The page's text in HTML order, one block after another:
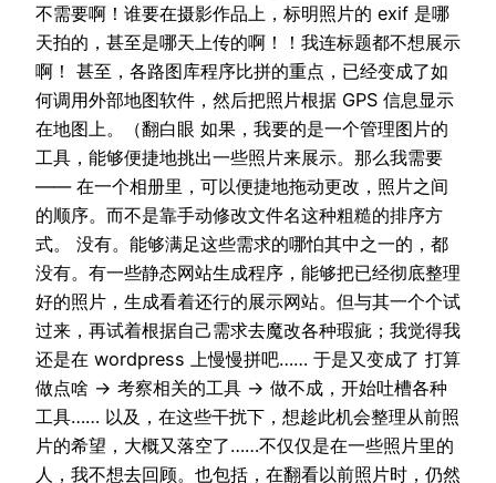
不需要啊！谁要在摄影作品上，标明照片的 exif 是哪
天拍的，甚至是哪天上传的啊！！我连标题都不想展示
啊！ 甚至，各路图库程序比拼的重点，已经变成了如
何调用外部地图软件，然后把照片根据 GPS 信息显示
在地图上。（翻白眼 如果，我要的是一个管理图片的
工具，能够便捷地挑出一些照片来展示。那么我需要
—— 在一个相册里，可以便捷地拖动更改，照片之间
的顺序。而不是靠手动修改文件名这种粗糙的排序方
式。 没有。能够满足这些需求的哪怕其中之一的，都
没有。有一些静态网站生成程序，能够把已经彻底整理
好的照片，生成看着还行的展示网站。但与其一个个试
过来，再试着根据自己需求去魔改各种瑕疵；我觉得我
还是在 wordpress 上慢慢拼吧…… 于是又变成了 打算
做点啥 → 考察相关的工具 → 做不成，开始吐槽各种
工具…… 以及，在这些干扰下，想趁此机会整理从前照
片的希望，大概又落空了……不仅仅是在一些照片里的
人，我不想去回顾。也包括，在翻看以前照片时，仍然